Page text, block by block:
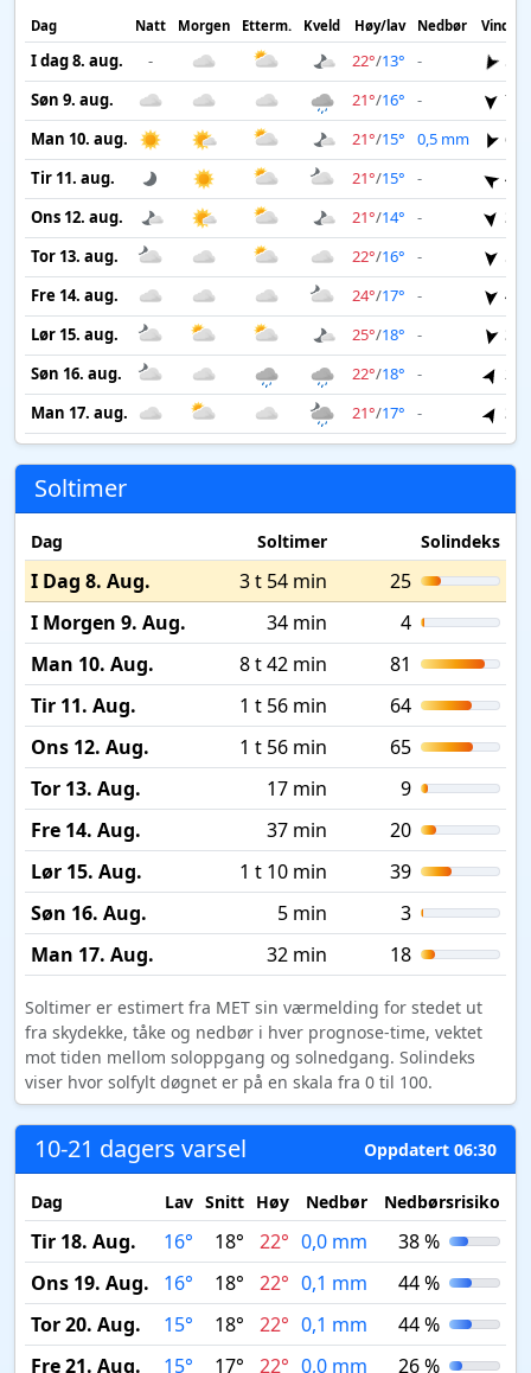
Dag Natt Morgen Etterm. Kveld Høy/lav Nedbør Vind
I dag 8. aug. - 22°/13° -
5
Søn 9. aug.
21°/16° -
7
Man 10. aug.
21°/15° 0,5 mm
6
Tir 11. aug.
21°/15° -
4
Ons 12. aug.
21°/14° -
3
Tor 13. aug.
22°/16° -
5
Fre 14. aug.
24°/17° -
4
Lør 15. aug.
25°/18° -
3
Søn 16. aug.
22°/18° -
2
Man 17. aug.
21°/17° - 3
Soltimer
Dag Soltimer Solindeks
I Dag 8. Aug. 3 t 54 min
25
I Morgen 9. Aug.
34 min
4
Man 10. Aug.
8 t 42 min
81
Tir 11. Aug.
1 t 56 min
64
Ons 12. Aug.
1 t 56 min
65
Tor 13. Aug.
17 min
9
Fre 14. Aug.
37 min
20
Lør 15. Aug.
1 t 10 min
39
Søn 16. Aug.
5 min
3
Man 17. Aug.
32 min 18
Soltimer er estimert fra MET sin værmelding for stedet ut
fra skydekke, tåke og nedbør i hver prognose-time, vektet
mot tiden mellom soloppgang og solnedgang. Solindeks
viser hvor solfylt døgnet er på en skala fra 0 til 100.
10-21 dagers varsel Oppdatert 06:30
Dag Lav Snitt Høy Nedbør Nedbørsrisiko
Tir 18. Aug. 16° 18° 22° 0,0 mm
38 %
Ons 19. Aug.
16° 18° 22° 0,1 mm
44 %
Tor 20. Aug.
15° 18° 22° 0,1 mm
44 %
Fre 21. Aug.
15° 17° 22° 0,0 mm 26 %